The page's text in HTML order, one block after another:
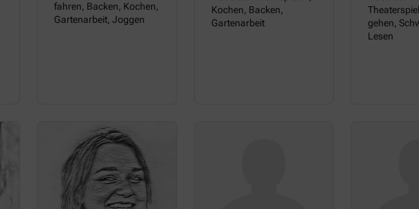
fahren, Backen, Kochen,
Gartenarbeit, Joggen
Kochen, Backen,
Gartenarbeit
gehen,
Lesen